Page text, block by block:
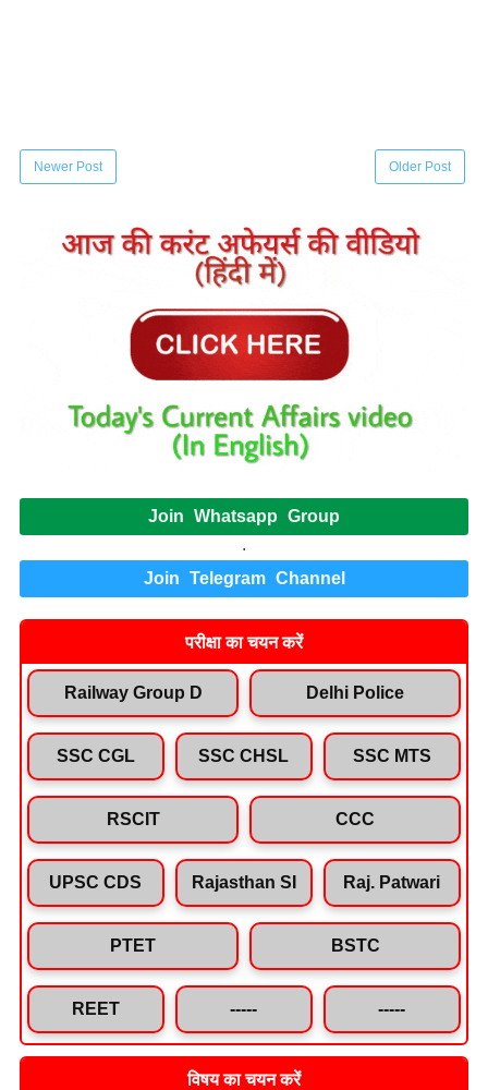
Newer Post Older Post
Join Whatsapp Group
.
Join Telegram Channel
परीक्षा का चयन करें
Railway Group D Delhi Police
SSC CGL SSC CHSL SSC MTS
RSCIT CCC
UPSC CDS Rajasthan SI Raj. Patwari
PTET BSTC
REET ----- -----
विषय का चयन करें